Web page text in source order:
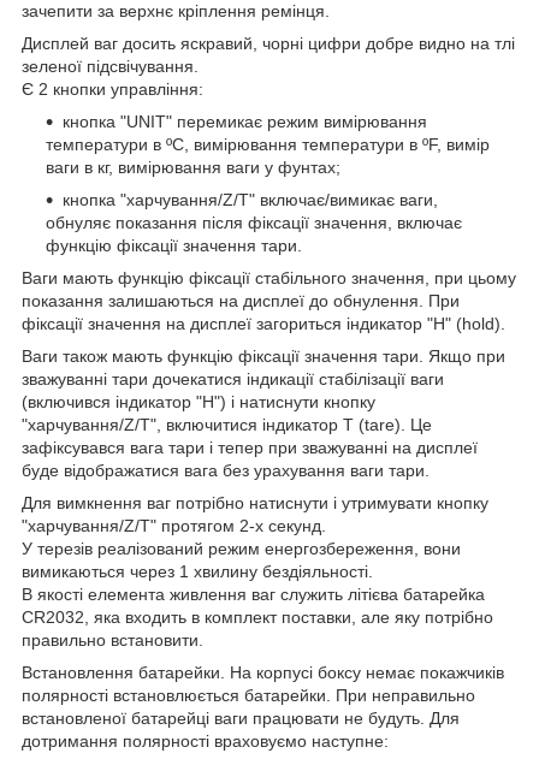
зачепити за верхнє кріплення ремінця.
Дисплей ваг досить яскравий, чорні цифри добре видно на тлі
зеленої підсвічування.
Є 2 кнопки управління:
кнопка "UNIT" перемикає режим вимірювання
температури в ºC, вимірювання температури в ºF, вимір
ваги в кг, вимірювання ваги у фунтах;
кнопка "харчування/Z/T" включає/вимикає ваги,
обнуляє показання після фіксації значення, включає
функцію фіксації значення тари.
Ваги мають функцію фіксації стабільного значення, при цьому
показання залишаються на дисплеї до обнулення. При
фіксації значення на дисплеї загориться індикатор "H" (hold).
Ваги також мають функцію фіксації значення тари. Якщо при
зважуванні тари дочекатися індикації стабілізації ваги
(включився індикатор "H") і натиснути кнопку
"харчування/Z/T", включитися індикатор T (tare). Це
зафіксувався вага тари і тепер при зважуванні на дисплеї
буде відображатися вага без урахування ваги тари.
Для вимкнення ваг потрібно натиснути і утримувати кнопку
"харчування/Z/T" протягом 2-х секунд.
У терезів реалізований режим енергозбереження, вони
вимикаються через 1 хвилину бездіяльності.
В якості елемента живлення ваг служить літієва батарейка
CR2032, яка входить в комплект поставки, але яку потрібно
правильно встановити.
Встановлення батарейки. На корпусі боксу немає покажчиків
полярності встановлюється батарейки. При неправильно
встановленої батарейці ваги працювати не будуть. Для
дотримання полярності враховуємо наступне: